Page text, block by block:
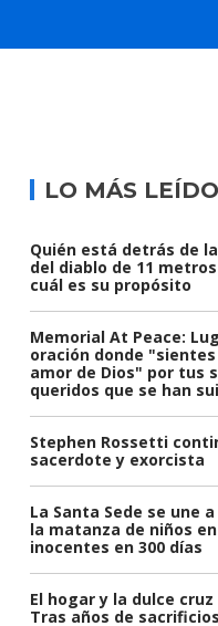
LO MÁS LEÍDO
Quién está detrás de
del diablo de 11
cuál es su propósito
Memorial At Peace:
oración donde
amor de Dios" por tus
queridos que se han
Stephen Rossetti
sacerdote y exorcista
La Santa Sede se une
la matanza de niños en
inocentes en 300 días
El hogar y la dulce cruz
Tras años de